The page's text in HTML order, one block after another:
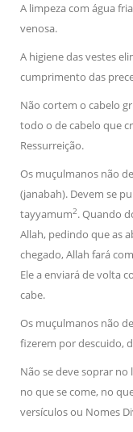
A limpeza com água
venosa.
A higiene das vestes
cumprimento das
Não cortem o cabelo
todo o de cabelo que
Ressurreição.
Os muçulmanos não
(janabah). Devem se
tayyamum2. Quando
Allah, pedindo que as
chegado, Allah fará
Ele a enviará de volta
cabe.
Os muçulmanos não
fizerem por descuido,
Não se deve soprar no
no que se come, no
versículos ou Nomes